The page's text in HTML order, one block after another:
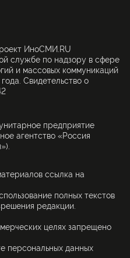
ИноСМИ.RU
службе по надзору в сфере
и массовых коммуникаций
Свидетельство о
предприятие
агентство «Россия
ссылка на
полных текстов
редакции.
целях запрещено
персональных данных